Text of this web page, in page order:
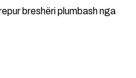
breshëri plumbash nga